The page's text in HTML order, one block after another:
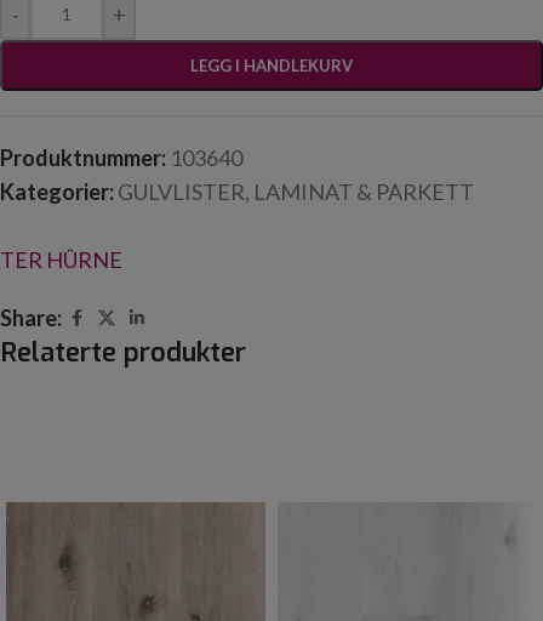
- +
LEGG I HANDLEKURV
Produktnummer: 103640
Kategorier:GULVLISTER, LAMINAT & PARKETT
TER HÛRNE
Share:
Relaterte produkter